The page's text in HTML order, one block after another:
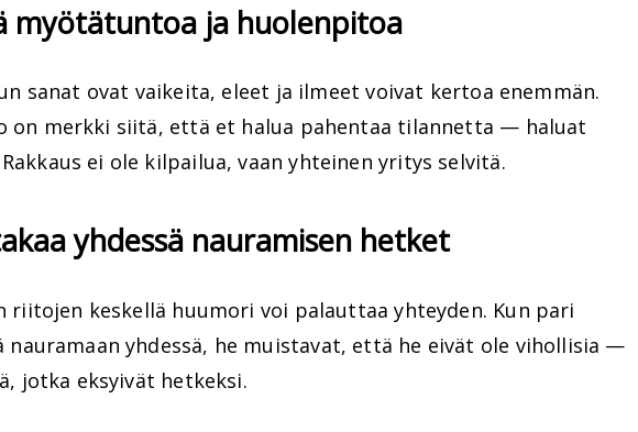
myötätuntoa ja huolenpitoa
sanat ovat vaikeita, eleet ja ilmeet voivat kertoa enemmän.
on merkki siitä, että et halua pahentaa tilannetta — haluat
ei ole kilpailua, vaan yhteinen yritys selvitä.
yhdessä nauramisen hetket
riitojen keskellä huumori voi palauttaa yhteyden. Kun pari
nauramaan yhdessä, he muistavat, että he eivät ole vihollisia —
jotka eksyivät hetkeksi.